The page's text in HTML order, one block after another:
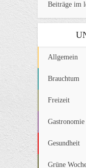
Beiträge im
Allgemein
Brauchtum
Freizeit
Gastronomie
Gesundheit
Grüne